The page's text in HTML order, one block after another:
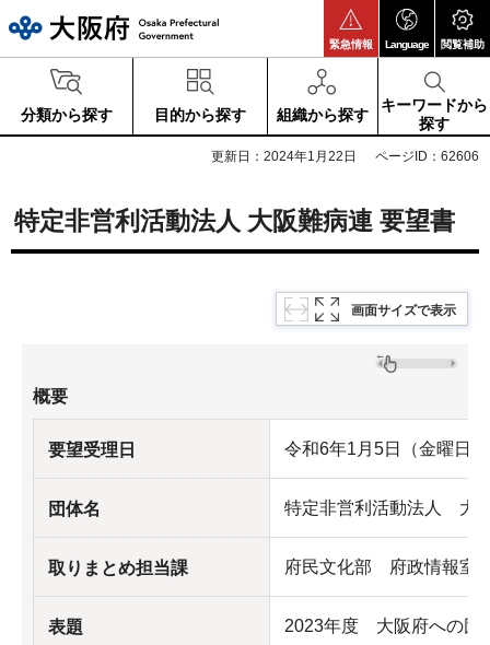
緊急情報 Language 閲覧補助
分類から探す 目的から探す 組織から探す
キーワードから
探す
更新日：2024年1月22日 ページID：62606
特定非営利活動法人 大阪難病連 要望書
画面サイズで表示
概要
要望受理日 令和6年1月5日（金曜日）
団体名 特定非営利活動法人 大
取りまとめ担当課 府民文化部 府政情報室
表題 2023年度 大阪府への団